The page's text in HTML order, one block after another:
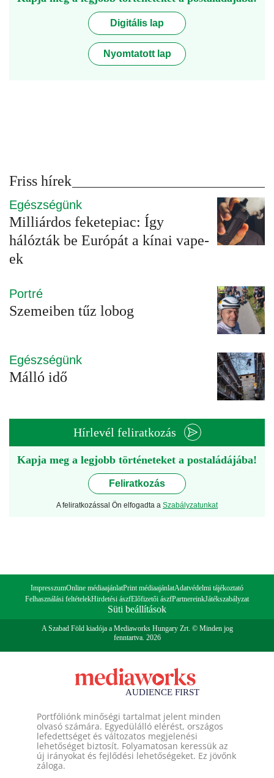
Digitális lap
Nyomtatott lap
Friss hírek
Egészségünk
Milliárdos feketepiac: Így
hálózták be Európát a kínai vape-
ek
Portré
Szemeiben tűz lobog
Egészségünk
Málló idő
Hírlevél feliratkozás
Kapja meg a legjobb történeteket a postaládájába!
Feliratkozás
A feliratkozással Ön elfogadta a Szabályzatunkat
ImpresszumOnline médiaajánlatPrint médiaajánlatAdatvédelmi tájékoztató
Felhasználási feltételekHirdetési ászfElőfizetői ászfPartnereinkJátékszabályzat
Süti beállítások
A Szabad Föld kiadója a Mediaworks Hungary Zrt. © Minden jog
fenntartva. 2026
Portfóliónk minőségi tartalmat jelent minden
olvasó számára. Egyedülálló elérést, országos
lefedettséget és változatos megjelenési
lehetőséget biztosít. Folyamatosan keressük az
új irányokat és fejlődési lehetőségeket. Ez jövőnk
záloga.